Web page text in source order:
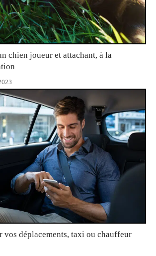
chien joueur et attachant, à la
vos déplacements, taxi ou chauffeur